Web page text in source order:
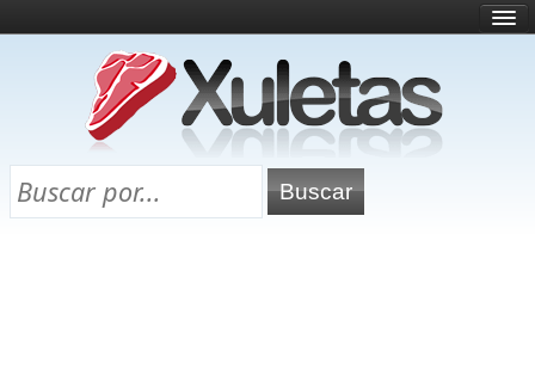
¿Qué es esto?
Directorio
Chuletas para exámenes